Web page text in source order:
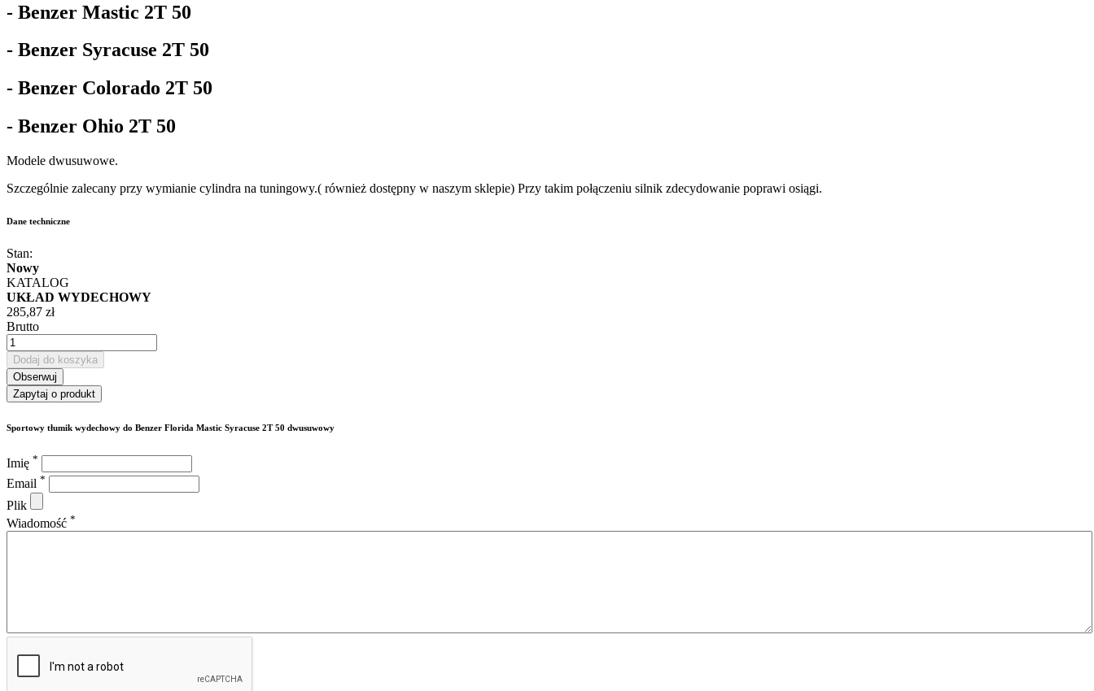
- Benzer Mastic 2T 50
- Benzer Syracuse 2T 50
- Benzer Colorado 2T 50
- Benzer Ohio 2T 50
Modele dwusuwowe.
Szczególnie zalecany przy wymianie cylindra na tuningowy.( również dostępny w naszym sklepie) Przy takim połączeniu silnik zdecydowanie poprawi osiągi.
Dane techniczne
Stan:
Nowy
KATALOG
UKŁAD WYDECHOWY
285,87 zł
Brutto
Dodaj do koszyka
Obserwuj
Zapytaj o produkt
Sportowy tłumik wydechowy do Benzer Florida Mastic Syracuse 2T 50 dwusuwowy
Imię *
Email *
Plik
Wiadomość *